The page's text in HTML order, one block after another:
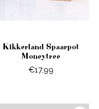
Kikkerland Spaarpot
Moneytree
€17,99